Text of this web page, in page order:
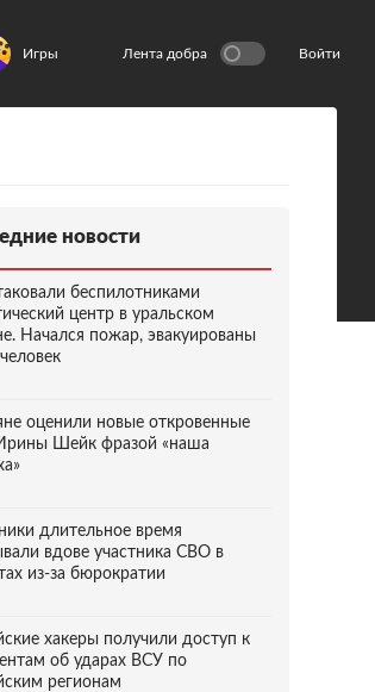
Игры Лента добра Войти
новости
беспилотниками
центр в уральском
Начался пожар, эвакуированы
оценили новые откровенные
Шейк фразой «наша
длительное время
вдове участника СВО в
из-за бюрократии
хакеры получили доступ к
об ударах ВСУ по
регионам